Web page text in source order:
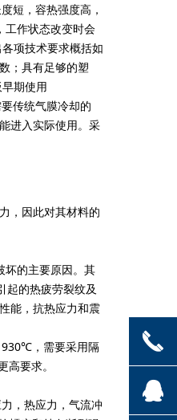
短，容热强度高，
作状态改变时会
项技术要求概括如
；具有足够的塑
期使用
传统气膜冷却的
进入实际使用。采
，因此对其材料的
的主要原因。其
起的热疲劳裂纹及
能，抗热应力和震
，需要采用隔
要求。
，热应力，气流冲
끅
뀩